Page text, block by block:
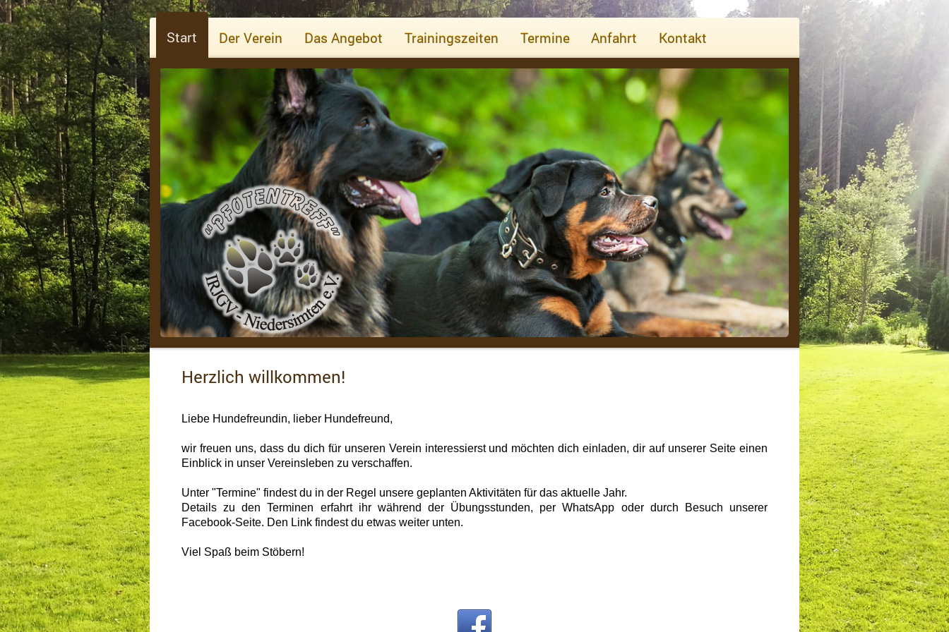
Start Der Verein Das Angebot Trainingszeiten Termine Anfahrt Kontakt
Herzlich willkommen!
Liebe Hundefreundin, lieber Hundefreund,
wir freuen uns, dass du dich für unseren Verein interessierst und möchten dich einladen, dir auf unserer Seite einen
Einblick in unser Vereinsleben zu verschaffen.
Unter "Termine" findest du in der Regel unsere geplanten Aktivitäten für das aktuelle Jahr.
Details zu den Terminen erfahrt ihr während der Übungsstunden, per WhatsApp oder durch Besuch unserer
Facebook-Seite. Den Link findest du etwas weiter unten.
Viel Spaß beim Stöbern!